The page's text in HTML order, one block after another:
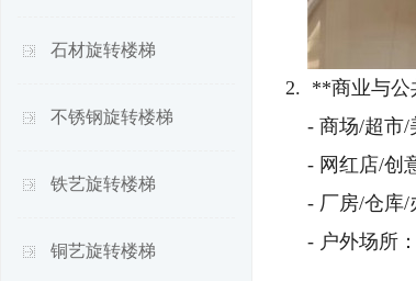
石材旋转楼梯
不锈钢旋转楼梯
铁艺旋转楼梯
铜艺旋转楼梯
2. **商业与公
- 商场/超市/
- 网红店/创
- 厂房/仓库/
- 户外场所：